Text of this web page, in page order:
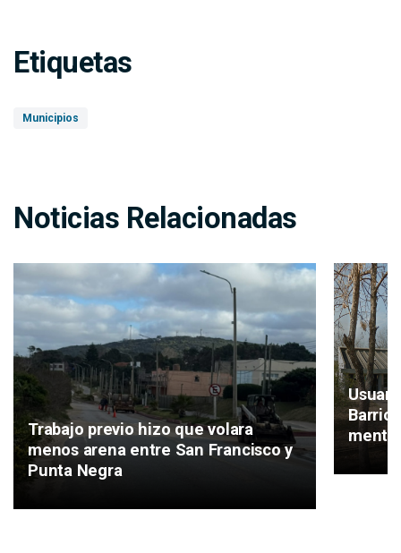
Etiquetas
Municipios
Noticias Relacionadas
Trabajo previo hizo que volara
menos arena entre San Francisco y
Punta Negra